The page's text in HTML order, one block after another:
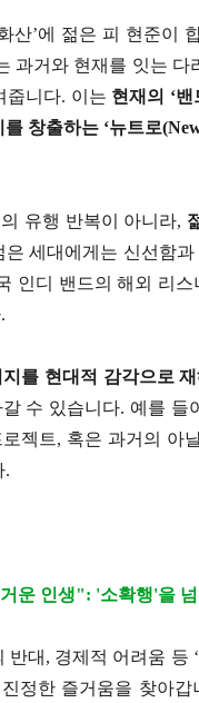
산’에 젊은 피 현준이
과거와 현재를 잇는
줍니다. 이는 현재의 ‘
창출하는 ‘뉴트로
유행 반복이 아니라,
세대에게는 신선함
인디 밴드의 해외 리
를 현대적 감각으로
수 있습니다. 예를
젝트, 혹은 과거의 아
.
운 인생": '소확행'을
반대, 경제적 어려움 등
정한 즐거움을 찾아